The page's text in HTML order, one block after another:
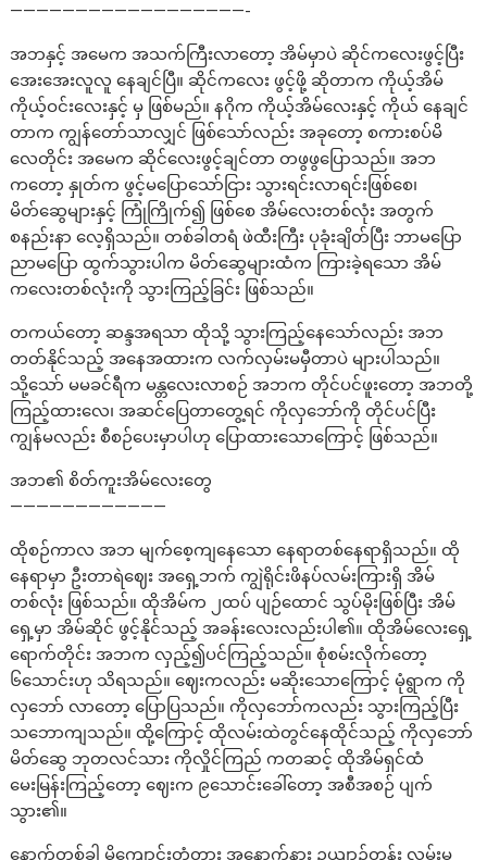
——————————————————-
အဘနှင့် အမေက အသက်ကြီးလာတော့ အိမ်မှာပဲ ဆိုင်ကလေးဖွင့်ပြီး
အေးအေးလူလူ နေချင်ပြီ။ ဆိုင်ကလေး ဖွင့်ဖို့ ဆိုတာက ကိုယ့်အိမ်
ကိုယ့်ဝင်းလေးနှင့် မှ ဖြစ်မည်။ နဂိုက ကိုယ့်အိမ်လေးနှင့် ကိုယ် နေချင်
တာက ကျွန်တော်သာလျှင် ဖြစ်သော်လည်း အခုတော့ စကားစပ်မိ
လေတိုင်း အမေက ဆိုင်လေးဖွင့်ချင်တာ တဖွဖွပြောသည်။ အဘ
ကတော့ နှုတ်က ဖွင့်မပြောသော်ငြား သွားရင်းလာရင်းဖြစ်စေ၊
မိတ်ဆွေများနှင့် ကြုံကြိုက်၍ ဖြစ်စေ အိမ်လေးတစ်လုံး အတွက်
စနည်းနာ လေ့ရှိသည်။ တစ်ခါတရံ ဖဲထီးကြီး ပုခုံးချိတ်ပြီး ဘာမပြော
ညာမပြော ထွက်သွားပါက မိတ်ဆွေများထံက ကြားခဲ့ရသော အိမ်
ကလေးတစ်လုံးကို သွားကြည့်ခြင်း ဖြစ်သည်။
တကယ်တော့ ဆန္ဒအရသာ ထိုသို့ သွားကြည့်နေသော်လည်း အဘ
တတ်နိုင်သည့် အနေအထားက လက်လှမ်းမမှီတာပဲ များပါသည်။
သို့သော် မမခင်ရီက မန္တလေးလာစဉ် အဘက တိုင်ပင်ဖူးတော့ အဘတို့
ကြည့်ထားလေ၊ အဆင်ပြေတာတွေ့ရင် ကိုလှဘော်ကို တိုင်ပင်ပြီး
ကျွန်မလည်း စီစဉ်ပေးမှာပါဟု ပြောထားသောကြောင့် ဖြစ်သည်။
အဘ၏ စိတ်ကူးအိမ်လေးတွေ
————————————
ထိုစဉ်ကာလ အဘ မျက်စေ့ကျနေသော နေရာတစ်နေရာရှိသည်။ ထို
နေရာမှာ ဦးတာရဲဈေး အရှေ့ဘက် ကျွဲရိုင်းဖိနပ်လမ်းကြားရှိ အိမ်
တစ်လုံး ဖြစ်သည်။ ထိုအိမ်က ၂ထပ် ပျဉ်ထောင် သွပ်မိုးဖြစ်ပြီး အိမ်
ရှေ့မှာ အိမ်ဆိုင် ဖွင့်နိုင်သည့် အခန်းလေးလည်းပါ၏။ ထိုအိမ်လေးရှေ့
ရောက်တိုင်း အဘက လှည့်၍ပင်ကြည့်သည်။ စုံစမ်းလိုက်တော့
၆သောင်းဟု သိရသည်။ ဈေးကလည်း မဆိုးသောကြောင့် မုံရွာက ကို
လှဘော် လာတော့ ပြောပြသည်။ ကိုလှဘော်ကလည်း သွားကြည့်ပြီး
သဘောကျသည်။ ထို့ကြောင့် ထိုလမ်းထဲတွင်နေထိုင်သည့် ကိုလှဘော်
မိတ်ဆွေ ဘုတလင်သား ကိုလှိုင်ကြည် ကတဆင့် ထိုအိမ်ရှင်ထံ
မေးမြန်းကြည့်တော့ ဈေးက ၉သောင်းခေါ်တော့ အစီအစဉ် ပျက်
သွား၏။
နောက်တစ်ခါ မိကျောင်းတံတား အနောက်နား ဥယျာဉ်တန်း လမ်းမ